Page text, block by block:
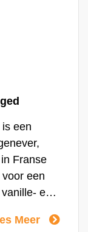
een
Franse
een
en
bier en
Meer